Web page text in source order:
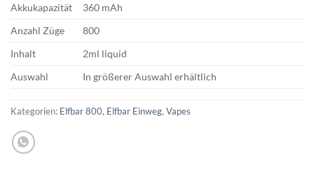
Akkukapazität
360 mAh
Anzahl Züge
800
Inhalt
2ml liquid
Auswahl
In größerer Auswahl erhältlich
Kategorien: Elfbar 800, Elfbar Einweg, Vapes